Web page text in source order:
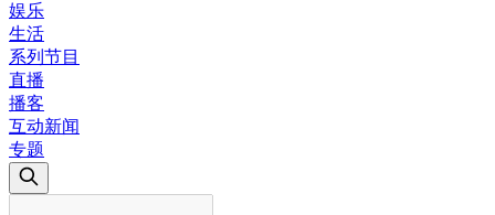
娱乐
生活
系列节目
直播
播客
互动新闻
专题